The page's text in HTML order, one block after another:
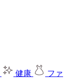
健康
ファ